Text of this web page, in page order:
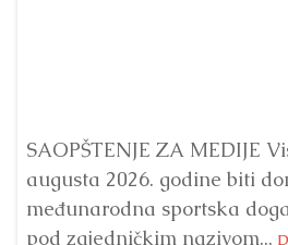
SAOPŠTENJE ZA MEDIJE
augusta 2026. godine biti
međunarodna sportska
pod zajedničkim nazivom...